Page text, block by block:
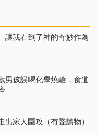
我看到了神的奇妙作為
男孩誤喝化學燒鹼，食道
出家人圍攻（有聲讀物）